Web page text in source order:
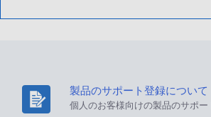
製品のサポート登録について
個人のお客様向けの製品のサポー